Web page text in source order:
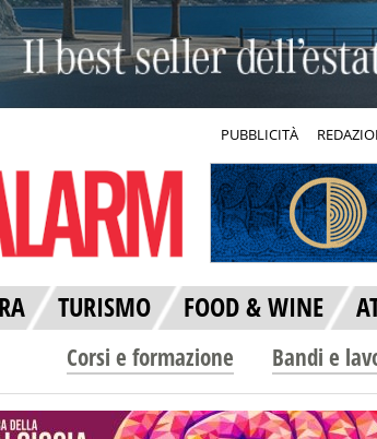
PUBBLICITÀ
TURISMO FOOD & WINE
Corsi e formazione Bandi e